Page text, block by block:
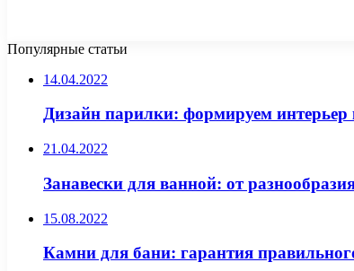
Популярные статьи
14.04.2022
Дизайн парилки: формируем
21.04.2022
Занавески для ванной: от
15.08.2022
Камни для бани: гарантия